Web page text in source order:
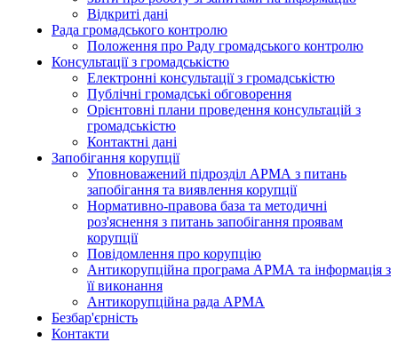
Відкриті дані
Рада громадського контролю
Положення про Раду громадського контролю
Консультації з громадськістю
Електронні консультації з громадськістю
Публічні громадські обговорення
Орієнтовні плани проведення консультацій з
громадськістю
Контактні дані
Запобігання корупції
Уповноважений підрозділ АРМА з питань
запобігання та виявлення корупції
Нормативно-правова база та методичні
роз'яснення з питань запобігання проявам
корупції
Повідомлення про корупцію
Антикорупційна програма АРМА та інформація з
її виконання
Антикорупційна рада АРМА
Безбар'єрність
Контакти